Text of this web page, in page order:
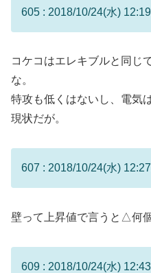
605 : 2018/10/24(水)
コケコはエレキブルと同じ
な。
特攻も低くはないし、電気
現状だが。
607 : 2018/10/24(水)
壁って上昇値で言うと△何
609 : 2018/10/24(水)